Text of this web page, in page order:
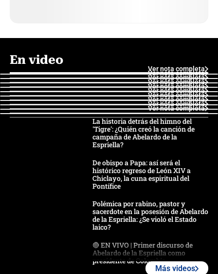
En video
Ver nota completa
Ver nota completa
Ver nota completa
Ver nota completa
Ver nota completa
Ver nota completa
Ver nota completa
Ver nota completa
Ver nota completa
Ver nota completa
La historia detrás del himno del
'Tigre': ¿Quién creó la canción de
campaña de Abelardo de la
Espriella?
De obispo a Papa: así será el
histórico regreso de León XIV a
Chiclayo, la cuna espiritual del
Pontífice
Polémica por rabino, pastor y
sacerdote en la posesión de Abelardo
de la Espriella: ¿Se violó el Estado
laico?
🔴 EN VIVO | Primer discurso de
Abelardo de la Espriella como
presidente de Colombia
Más videos